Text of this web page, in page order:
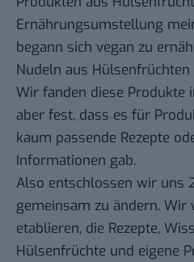
Ernährungsumstellung
begann sich vegan zu
Nudeln aus
Wir fanden diese Produkte
aber fest, dass es für
kaum passende Rezepte
Informationen gab.
Also entschlossen wir uns
gemeinsam zu ändern. Wir
etablieren, die Rezepte,
Hülsenfrüchte und eigene